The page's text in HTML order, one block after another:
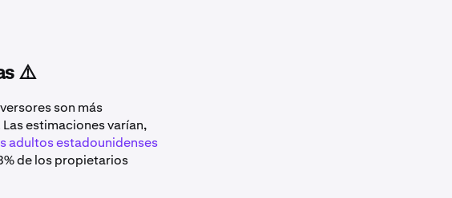
⚠️
son más
estimaciones varían,
adultos estadounidenses
de los propietarios